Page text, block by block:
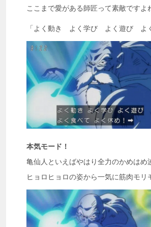
ここまで愛がある師匠って素敵ですよ
「よく動き よく学び よく遊び よ
本気モード！
亀仙人といえばやはり全力のかめはめ
ヒョロヒョロの姿から一気に筋肉モ